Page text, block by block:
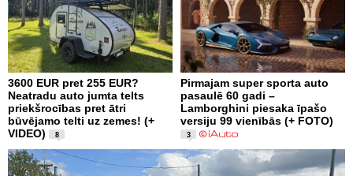
3600 EUR pret 255 EUR?
Neatradu auto jumta telts
priekšrocības pret ātri
būvējamo telti uz zemes! (+
VIDEO)
8
Pirmajam super sporta auto
pasaulē 60 gadi –
Lamborghini piesaka īpašo
versiju 99 vienībās (+ FOTO)
3